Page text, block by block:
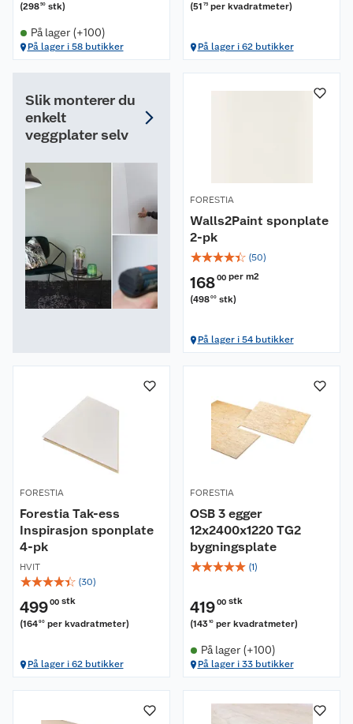
(29850 stk)
På lager (+100)
På lager i 58 butikker
(51 75 per kvadratmeter)
På lager i 62 butikker
Slik monterer du
enkelt
veggplater selv
FORESTIA
Walls2Paint sponplate
2-pk
☆☆☆☆☆ (50)
16800 per m2
(49800 stk)
På lager i 54 butikker
FORESTIA
Forestia Tak-ess
Inspirasjon sponplate
4-pk
HVIT
☆☆☆☆☆ (30)
49900 stk
(16490 per kvadratmeter)
På lager i 62 butikker
FORESTIA
OSB 3 egger
12x2400x1220 TG2
bygningsplate
☆☆☆☆☆ (1)
41900 stk
(14310 per kvadratmeter)
På lager (+100)
På lager i 33 butikker